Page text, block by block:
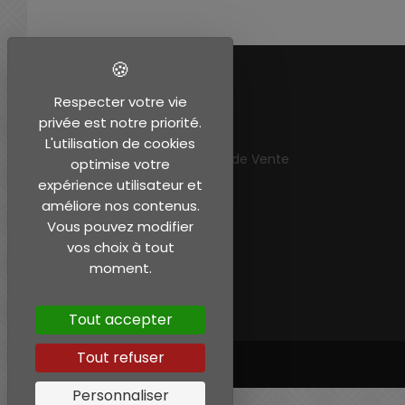
EN SAVOIR PLUS
Mentions légales
Conditions Générales de Vente
Mon compte
Respecter votre vie
privée est notre priorité.
L'utilisation de cookies
optimise votre
expérience utilisateur et
améliore nos contenus.
Vous pouvez modifier
vos choix à tout
moment.
Tout accepter
Tout refuser
Personnaliser